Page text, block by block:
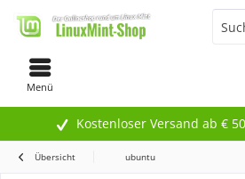
Kostenloser Versand ab €
Menü
Übersicht ubuntu